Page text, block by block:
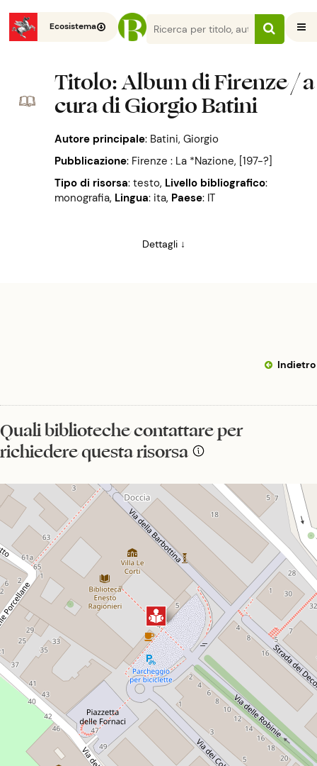
Ecosistema
Titolo: Album di Firenze / a
cura di Giorgio Batini
Autore principale: Batini, Giorgio
Pubblicazione: Firenze : La *Nazione, [197-?]
Tipo di risorsa: testo, Livello bibliografico:
monografia, Lingua: ita, Paese: IT
Dettagli ↓
Indietro
Quali biblioteche contattare per
richiedere questa risorsa